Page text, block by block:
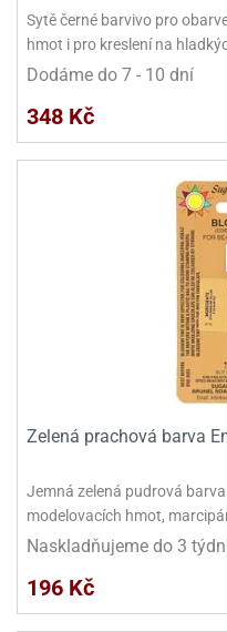
Sytě černé barvivo pro
hmot i pro kreslení na
Dodáme do 7 - 10 dní
348 Kč
Zelená prachová barva
Jemná zelená pudrová
modelovacích hmot,
Naskladňujeme do 3
196 Kč